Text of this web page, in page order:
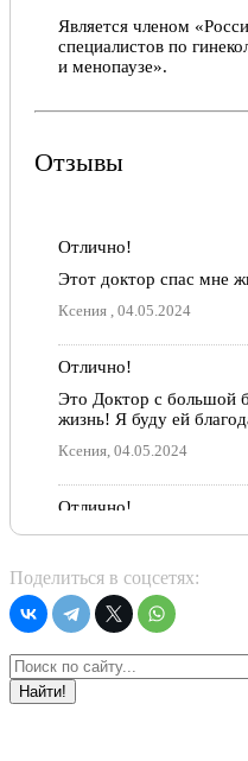
Является членом
специалистов по
и менопаузе».
Отзывы
Отлично!
Этот доктор спас мне
Ксения , 04.05.2024
Отлично!
Это Доктор с большой
жизнь! Я буду ей
Ксения, 04.05.2024
Отлично!
Отличный специалист,
рекомендую
Екатерина Харина,
Отлично!
Лучший врач которого
Поделиться в соцсетях:
Найти!